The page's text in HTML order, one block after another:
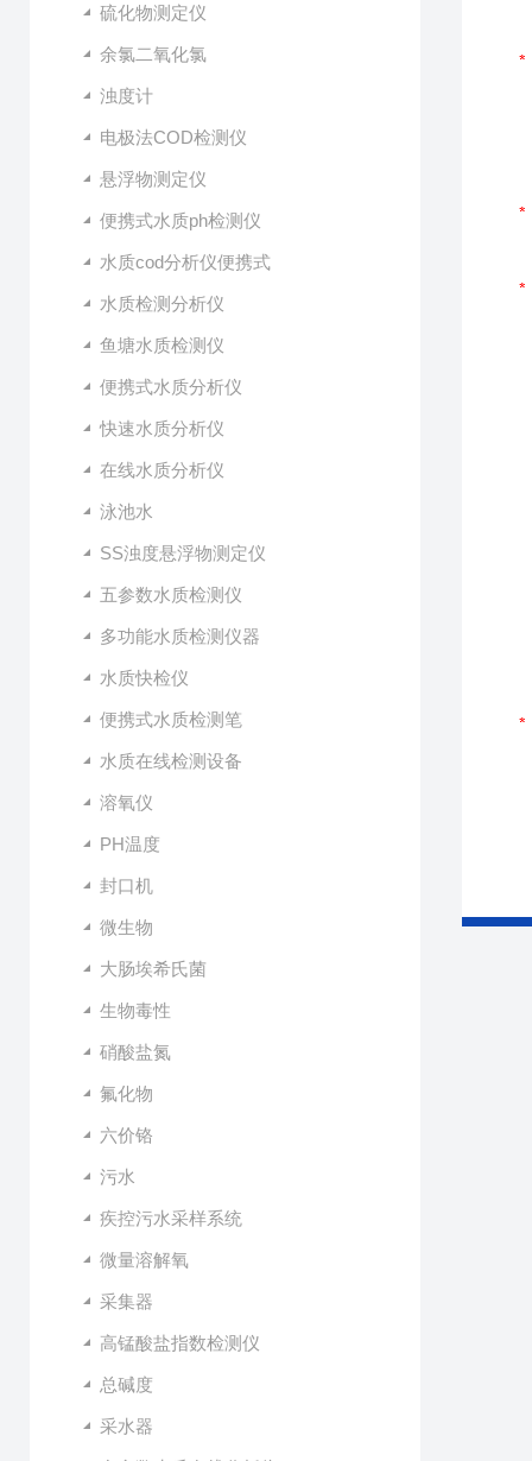
硫化物测定仪
余氯二氧化氯
浊度计
电极法COD检测仪
悬浮物测定仪
便携式水质ph检测仪
水质cod分析仪便携式
水质检测分析仪
鱼塘水质检测仪
便携式水质分析仪
快速水质分析仪
在线水质分析仪
泳池水
SS浊度悬浮物测定仪
五参数水质检测仪
多功能水质检测仪器
水质快检仪
便携式水质检测笔
水质在线检测设备
溶氧仪
PH温度
封口机
微生物
大肠埃希氏菌
生物毒性
硝酸盐氮
氟化物
六价铬
污水
疾控污水采样系统
微量溶解氧
采集器
高锰酸盐指数检测仪
总碱度
采水器